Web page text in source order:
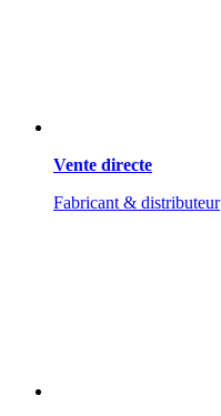
Vente directe
Fabricant & distributeur